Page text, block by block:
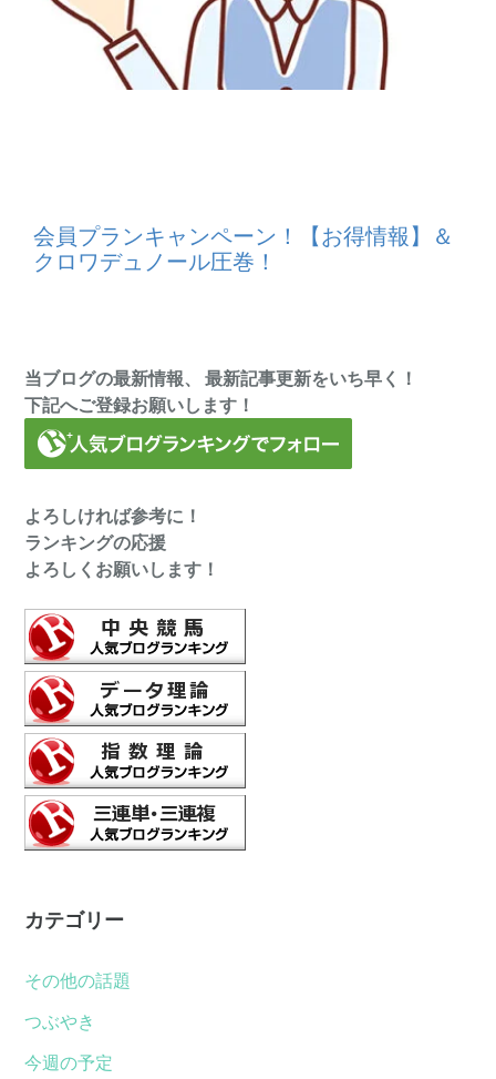
会員プランキャンペーン！【お得情報】＆
クロワデュノール圧巻！
当ブログの最新情報、 最新記事更新をいち早く！
下記へご登録お願いします！
よろしければ参考に！
ランキングの応援
よろしくお願いします！
カテゴリー
その他の話題
つぶやき
今週の予定